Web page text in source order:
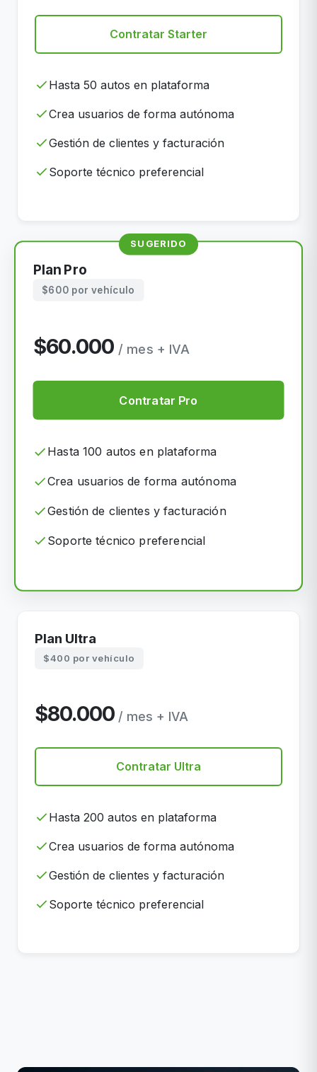
Contratar Starter
Hasta 50 autos en plataforma
Crea usuarios de forma autónoma
Gestión de clientes y facturación
Soporte técnico preferencial
SUGERIDO
Plan Pro
$600 por vehículo
$60.000 / mes + IVA
Contratar Pro
Hasta 100 autos en plataforma
Crea usuarios de forma autónoma
Gestión de clientes y facturación
Soporte técnico preferencial
Plan Ultra
$400 por vehículo
$80.000 / mes + IVA
Contratar Ultra
Hasta 200 autos en plataforma
Crea usuarios de forma autónoma
Gestión de clientes y facturación
Soporte técnico preferencial